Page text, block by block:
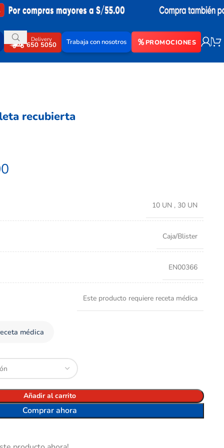
Delivery
650 5050 Trabaja con nosotros PROMOCIONES
recubierta
10 UN , 30 UN
Caja/Blister
EN00366
Este producto requiere receta médica
médica
Añadir al carrito
Comprar ahora